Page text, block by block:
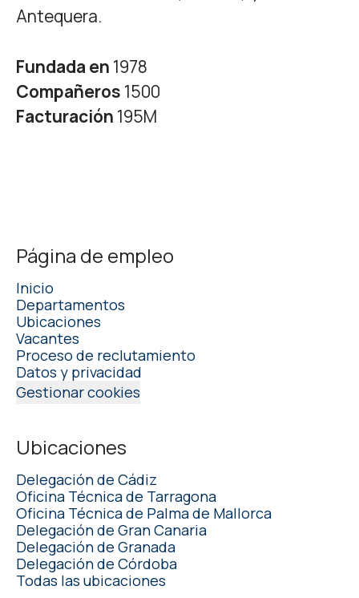
Antequera.
Fundada en 1978
Compañeros 1500
Facturación 195M
Página de empleo
Inicio
Departamentos
Ubicaciones
Vacantes
Proceso de reclutamiento
Datos y privacidad
Gestionar cookies
Ubicaciones
Delegación de Cádiz
Oficina Técnica de Tarragona
Oficina Técnica de Palma de Mallorca
Delegación de Gran Canaria
Delegación de Granada
Delegación de Córdoba
Todas las ubicaciones